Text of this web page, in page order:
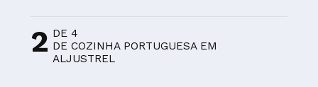
2 DE 4
DE COZINHA PORTUGUESA EM
ALJUSTREL